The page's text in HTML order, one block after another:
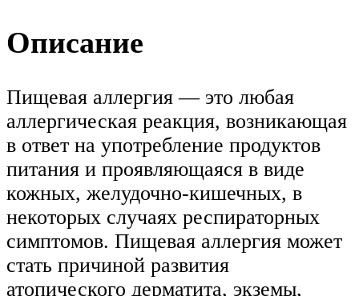
Описание
Пищевая аллергия — это любая
аллергическая реакция, возникающая
в ответ на употребление продуктов
питания и проявляющаяся в виде
кожных, желудочно-кишечных, в
некоторых случаях респираторных
симптомов. Пищевая аллергия может
стать причиной развития
атопического дерматита, экземы,